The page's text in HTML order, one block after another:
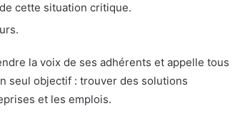
cette situation critique.
la voix de ses adhérents et appelle tous
seul objectif : trouver des solutions
et les emplois.